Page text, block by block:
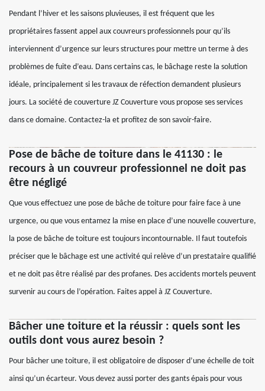
Pendant l’hiver et les saisons pluvieuses, il est fréquent que les
propriétaires fassent appel aux couvreurs professionnels pour qu’ils
interviennent d’urgence sur leurs structures pour mettre un terme à des
problèmes de fuite d’eau. Dans certains cas, le bâchage reste la solution
idéale, principalement si les travaux de réfection demandent plusieurs
jours. La société de couverture JZ Couverture vous propose ses services
dans ce domaine. Contactez-la et profitez de son savoir-faire.
Pose de bâche de toiture dans le 41130 : le
recours à un couvreur professionnel ne doit pas
être négligé
Que vous effectuez une pose de bâche de toiture pour faire face à une
urgence, ou que vous entamez la mise en place d’une nouvelle couverture,
la pose de bâche de toiture est toujours incontournable. Il faut toutefois
préciser que le bâchage est une activité qui relève d’un prestataire qualifié
et ne doit pas être réalisé par des profanes. Des accidents mortels peuvent
survenir au cours de l’opération. Faites appel à JZ Couverture.
Bâcher une toiture et la réussir : quels sont les
outils dont vous aurez besoin ?
Pour bâcher une toiture, il est obligatoire de disposer d’une échelle de toit
ainsi qu’un écarteur. Vous devez aussi porter des gants épais pour vous